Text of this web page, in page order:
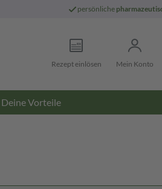
persönliche
Rezept einlösen Mein Konto
Deine Vorteile